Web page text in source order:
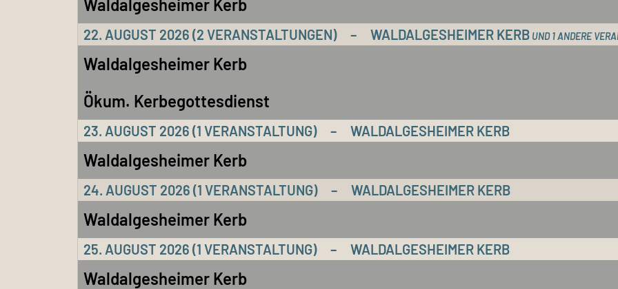
Waldalgesheimer Kerb
22. AUGUST 2026 (2 VERANSTALTUNGEN) – WALDALGESHEIMER KERB UND 1 ANDERE
Waldalgesheimer Kerb
Ökum. Kerbegottesdienst
23. AUGUST 2026 (1 VERANSTALTUNG) – WALDALGESHEIMER KERB
Waldalgesheimer Kerb
24. AUGUST 2026 (1 VERANSTALTUNG) – WALDALGESHEIMER KERB
Waldalgesheimer Kerb
25. AUGUST 2026 (1 VERANSTALTUNG) – WALDALGESHEIMER KERB
Waldalgesheimer Kerb